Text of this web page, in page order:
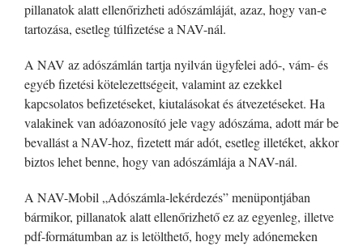
pillanatok alatt ellenőrizheti adószámláját, azaz, hogy van-e
tartozása, esetleg túlfizetése a NAV-nál.
A NAV az adószámlán tartja nyilván ügyfelei adó-, vám- és
egyéb fizetési kötelezettségeit, valamint az ezekkel
kapcsolatos befizetéseket, kiutalásokat és átvezetéseket. Ha
valakinek van adóazonosító jele vagy adószáma, adott már be
bevallást a NAV-hoz, fizetett már adót, esetleg illetéket, akkor
biztos lehet benne, hogy van adószámlája a NAV-nál.
A NAV-Mobil „Adószámla-lekérdezés” menüpontjában
bármikor, pillanatok alatt ellenőrizhető ez az egyenleg, illetve
pdf-formátumban az is letölthető, hogy mely adónemeken